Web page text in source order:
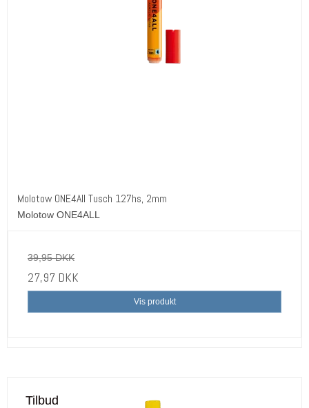
Molotow ONE4All Tusch 127hs, 2mm
Molotow ONE4ALL
39,95 DKK
27,97 DKK
Vis produkt
Tilbud